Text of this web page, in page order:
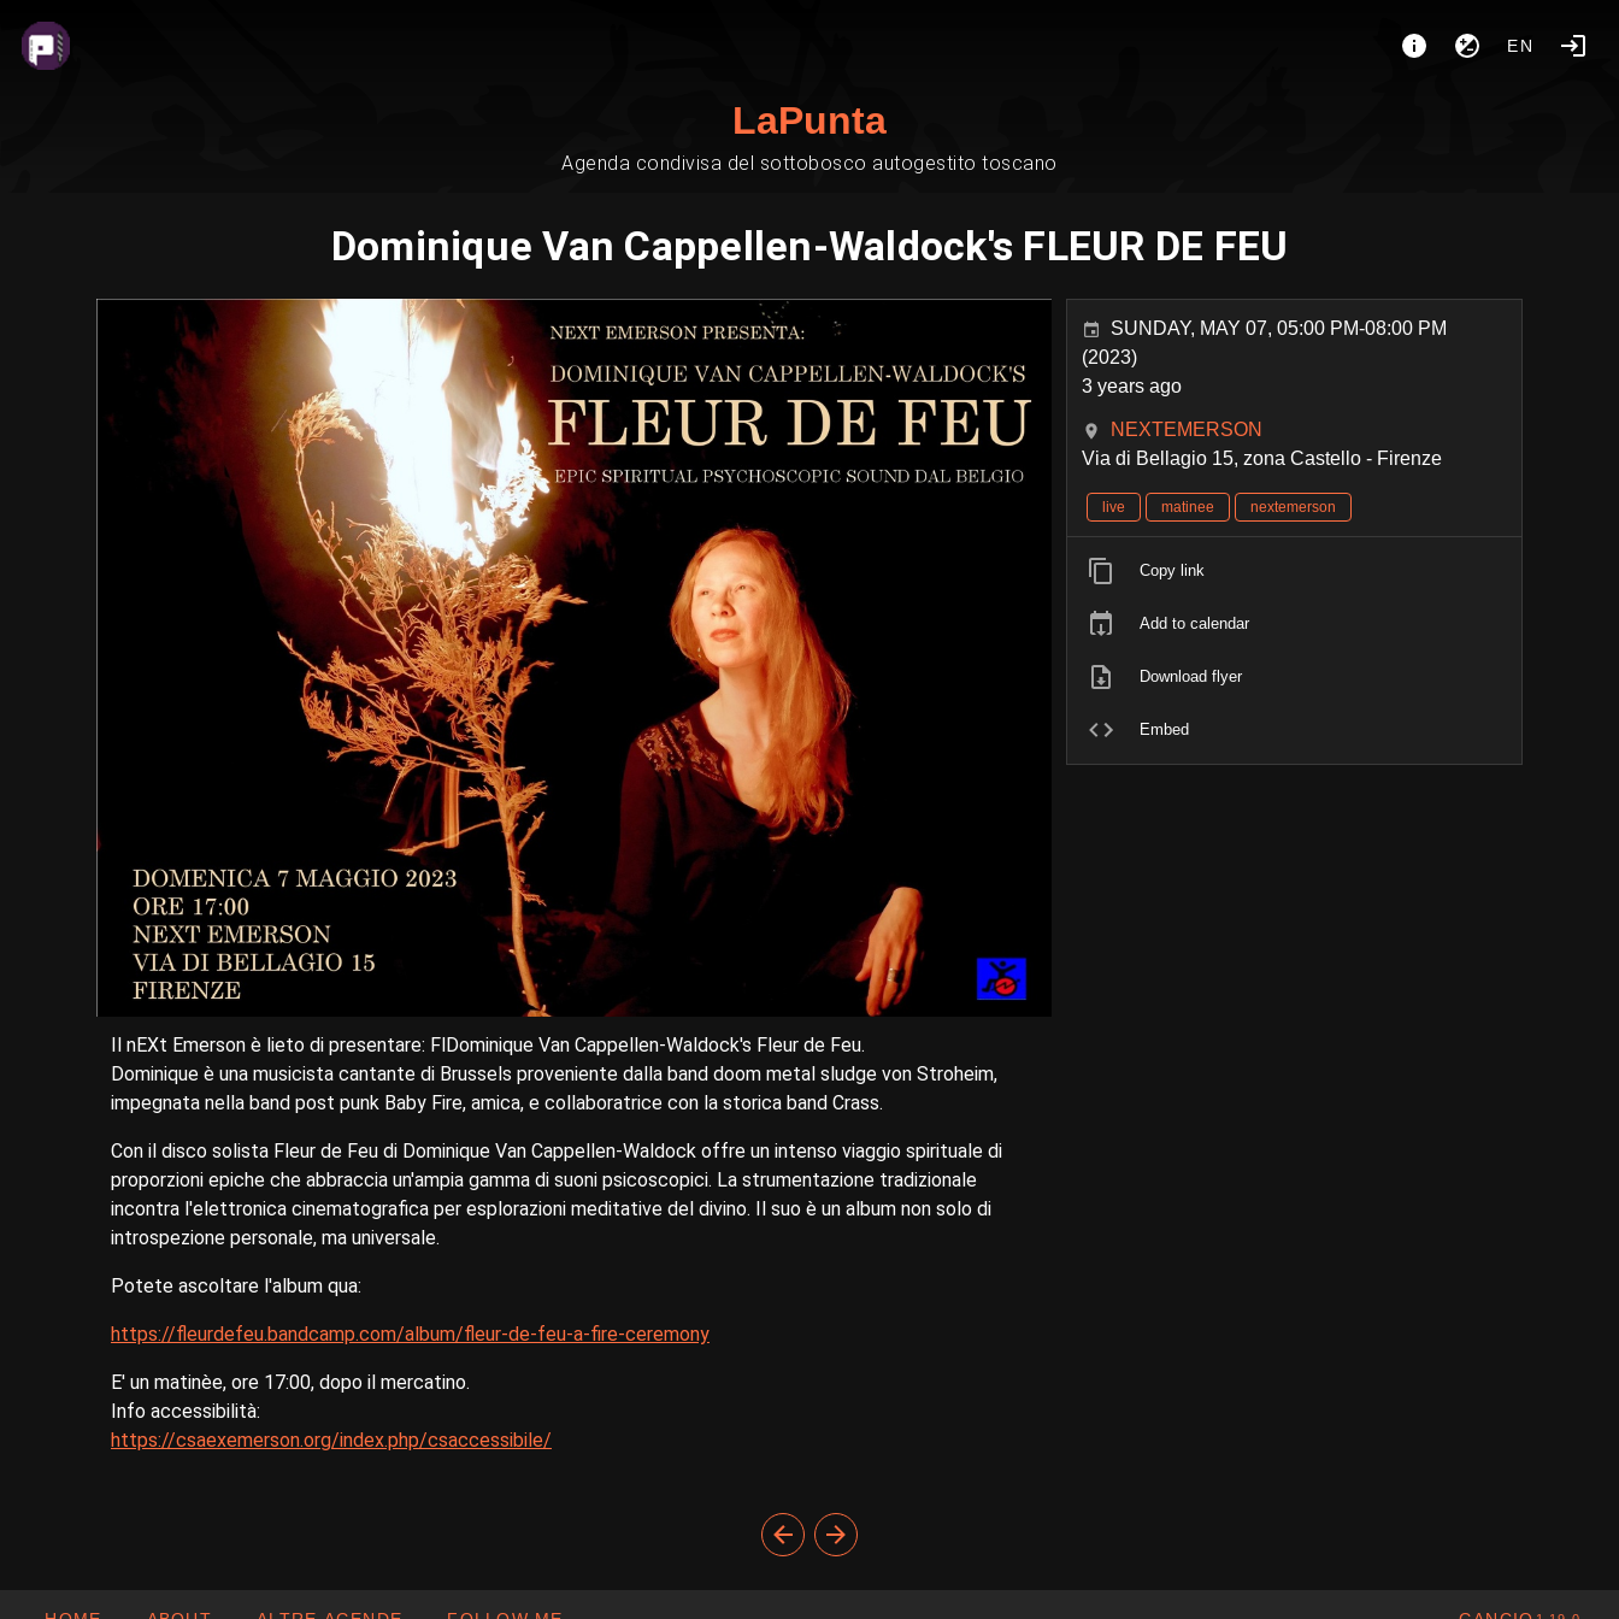
EN
LaPunta
Agenda condivisa del sottobosco autogestito toscano
Dominique Van Cappellen-Waldock's FLEUR DE FEU
Il nEXt Emerson è lieto di presentare: FlDominique Van Cappellen-Waldock's Fleur de Feu.
Dominique è una musicista cantante di Brussels proveniente dalla band doom metal sludge von Stroheim,
impegnata nella band post punk Baby Fire, amica, e collaboratrice con la storica band Crass.
Con il disco solista Fleur de Feu di Dominique Van Cappellen-Waldock offre un intenso viaggio spirituale di
proporzioni epiche che abbraccia un'ampia gamma di suoni psicoscopici. La strumentazione tradizionale
incontra l'elettronica cinematografica per esplorazioni meditative del divino. Il suo è un album non solo di
introspezione personale, ma universale.
Potete ascoltare l'album qua:
https://fleurdefeu.bandcamp.com/album/fleur-de-feu-a-fire-ceremony
E' un matinèe, ore 17:00, dopo il mercatino.
Info accessibilità:
https://csaexemerson.org/index.php/csaccessibile/
SUNDAY, MAY 07, 05:00 PM-08:00 PM
(2023)
3 years ago
NEXTEMERSON
Via di Bellagio 15, zona Castello - Firenze
live matinee nextemerson
Copy link
Add to calendar
Download flyer
Embed